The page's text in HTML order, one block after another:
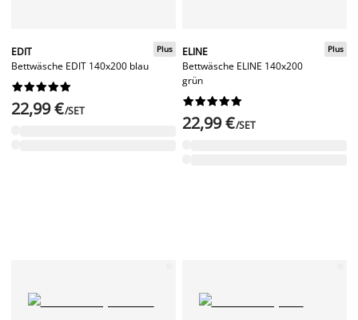
EDIT
Bettwäsche EDIT 140x200 blau
Plus






22,99 €/SET
ELINE
Bettwäsche ELINE 140x200
grün
Plus






22,99 €/SET